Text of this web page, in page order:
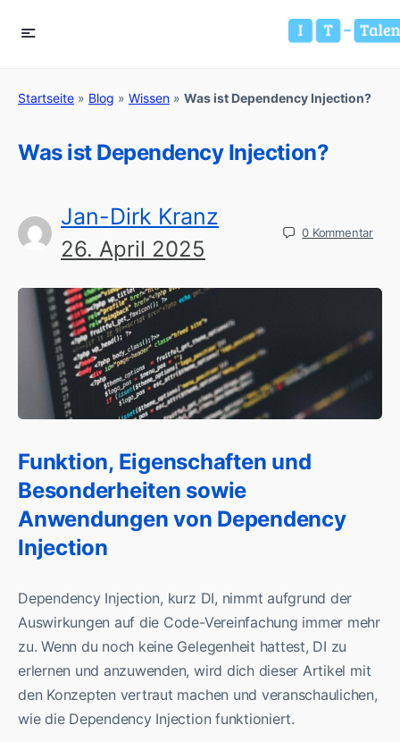
Startseite » Blog » Wissen » Was ist Dependency Injection?
Was ist Dependency Injection?
Jan-Dirk Kranz
26. April 2025
0 Kommentar
Funktion, Eigenschaften und
Besonderheiten sowie
Anwendungen von Dependency
Injection
Dependency Injection, kurz DI, nimmt aufgrund der
Auswirkungen auf die Code-Vereinfachung immer mehr
zu. Wenn du noch keine Gelegenheit hattest, DI zu
erlernen und anzuwenden, wird dich dieser Artikel mit
den Konzepten vertraut machen und veranschaulichen,
wie die Dependency Injection funktioniert.